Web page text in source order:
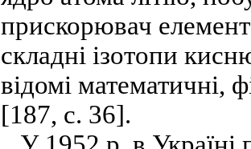
прискорювач
складні ізотопи
відомі математичні,
[187, с. 36].